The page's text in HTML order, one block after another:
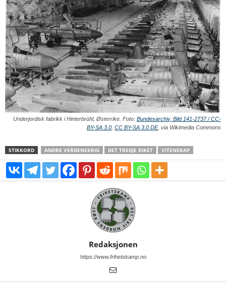
Underjordisk fabrikk i Hinterbrühl, Østerrike. Foto: Bundesarchiv, Bild 141-2737 / CC-
BY-SA 3.0 CC BY-SA 3.0 DE, via Wikimedia Commons
STIKKORD ANDRE VERDENSKRIG DET TREDJE RIKET VITENSKAP
Redaksjonen
https://www.frihetskamp.no